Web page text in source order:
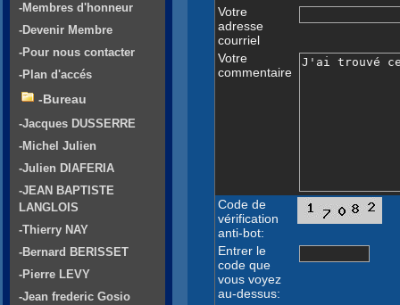
Votre
adresse
courriel
Votre
commentaire
Code de
vérification
anti-bot:
Entrer le
code que
vous voyez
au-dessus:
-Membres d'honneur
-Devenir Membre
-Pour nous contacter
-Plan d'accés
-Bureau
-Jacques DUSSERRE
-Michel Julien
-Julien DIAFERIA
-JEAN BAPTISTE
LANGLOIS
-Thierry NAY
-Bernard BERISSET
-Pierre LEVY
-Jean frederic Gosio